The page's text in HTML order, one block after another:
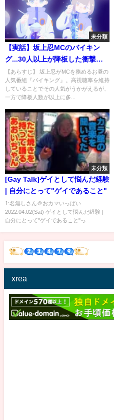
未分類
【実話】坂上忍MCのバイキン
グ...30人以上が降板した衝撃の
理由
【あらすじ】 坂上忍がMCを務めるお昼の
人気番組『バイキング』。高視聴率を維持
していることでその人気がうかがえるが、
一方で降板人数が以上に多...
未分類
[Gay Talk]ゲイとして悩んだ経験
| 自分にとって"ゲイであること"
1:名無しさん＠おカマいっぱい
2022.04.02(Sat) ゲイとして悩んだ経験 |
自分にとって"ゲイであること"っ...
xrea